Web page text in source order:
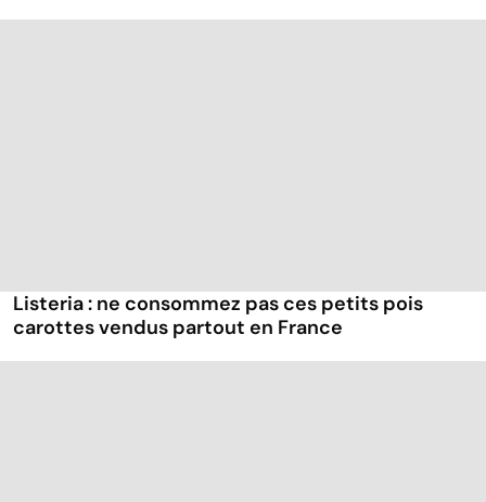
Listeria : ne consommez pas ces petits pois
carottes vendus partout en France